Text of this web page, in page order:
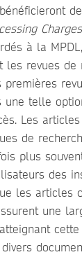
Charges
à la
revues de
telle
Les
de
plus
des
les articles
une